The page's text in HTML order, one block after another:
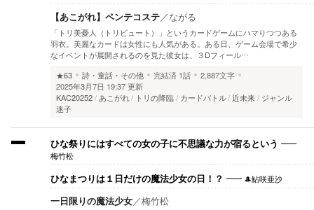
【あこがれ】ペンテコステ／ながる
「トリ美憂人（トリビュート）」というカードゲームにハマりつつある
羽衣。美麗なカードは女性にも人気がある。ある日、ゲーム会場で希少
なイベントが展開されるのを見た彼女は、３Dフィール…
★63
詩・童話・その他 完結済 1話
2,887文字
2025年3月7日 19:37 更新
KAC20252 あこがれ トリの降臨 カードバトル 近未来
ジャンル
迷子
ひな祭りにはすべての女の子に不思議な力が宿るという
梅竹松
ひなまつりは１日だけの魔法少女の日！？ 🎩鮎咲亜沙
一日限りの魔法少女／梅竹松